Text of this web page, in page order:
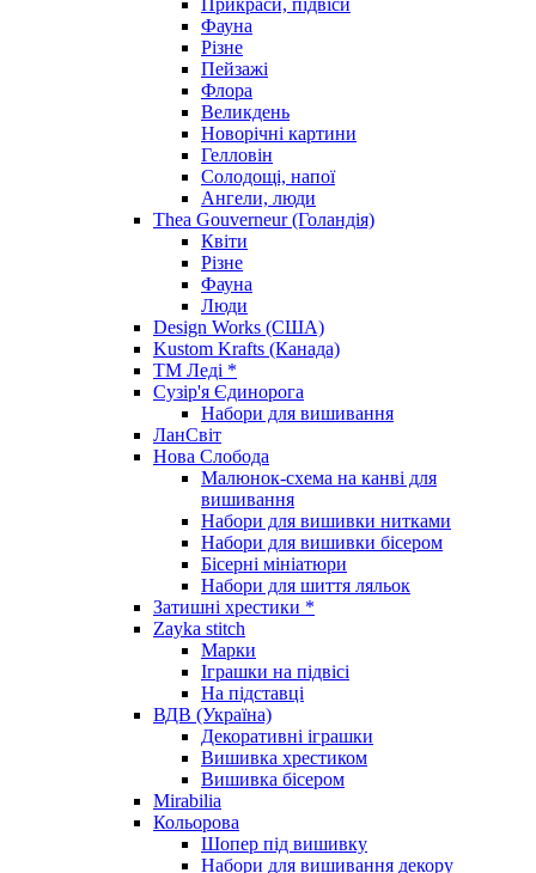
Фауна
Різне
Пейзажі
Флора
Великдень
Новорічні картини
Гелловін
Солодощі, напої
Ангели, люди
Thea Gouverneur (Голандія)
Квіти
Різне
Фауна
Люди
Design Works (США)
Kustom Krafts (Канада)
ТМ Леді *
Сузір'я Єдинорога
Набори для вишивання
ЛанСвіт
Нова Слобода
Малюнок-схема на канві для
вишивання
Набори для вишивки нитками
Набори для вишивки бісером
Бісерні мініатюри
Набори для шиття ляльок
Затишні хрестики *
Zayka stitch
Марки
Іграшки на підвісі
На підставці
ВДВ (Україна)
Декоративні іграшки
Вишивка хрестиком
Вишивка бісером
Mirabilia
Кольорова
Шопер під вишивку
Набори для вишивання декору